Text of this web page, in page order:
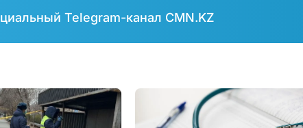
Telegram-канал CMN.KZ